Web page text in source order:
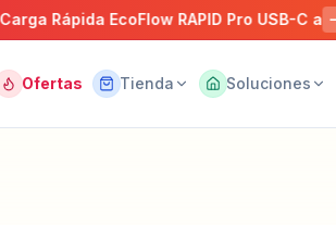
Rápida EcoFlow RAPID Pro USB-C a −5%
Ofertas Tienda Soluciones